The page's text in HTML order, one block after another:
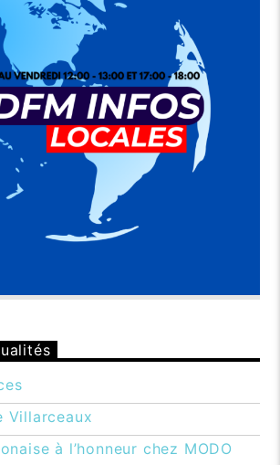
Villarceaux
à l’honneur chez MODO